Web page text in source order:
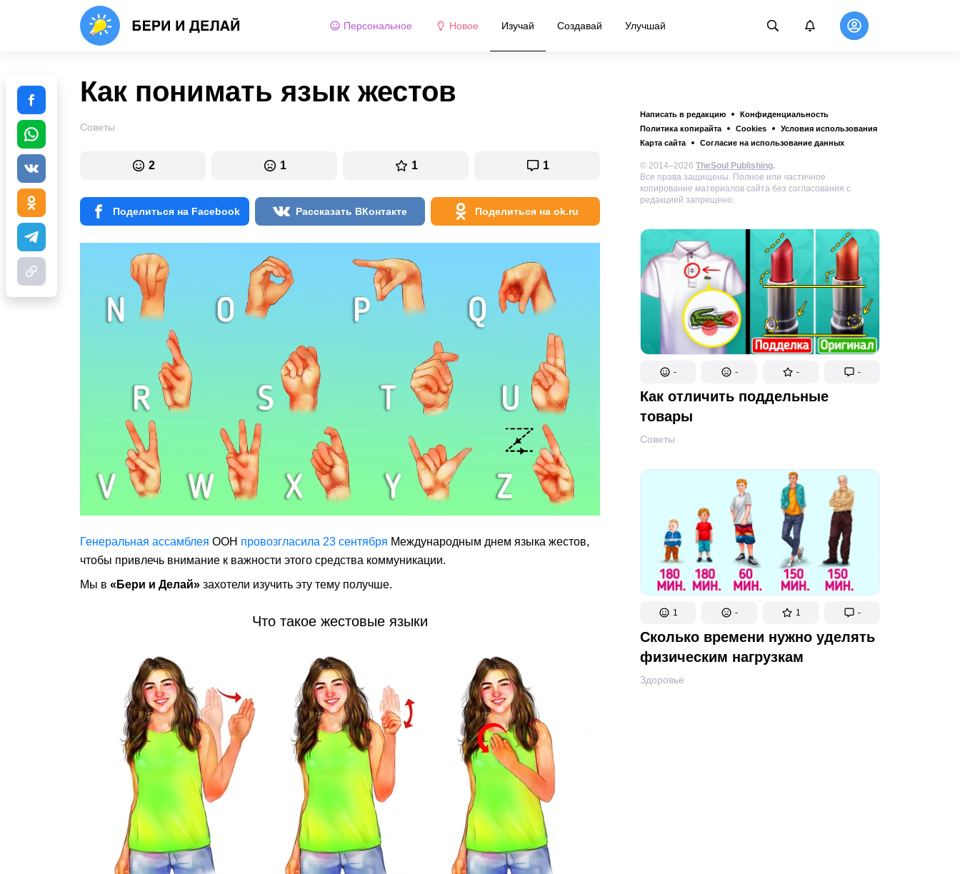
Персональное Новое Изучай Создавай Улучшай
Написать в редакцию
Конфиденциальность
Политика копирайта
Cookies
Условия использования
Карта сайта
Согласие на использование данных
© 2014–2026 TheSoul Publishing.
Все права защищены. Полное или частичное
копирование материалов сайта без согласования с
редакцией запрещено.
- - - -
Как отличить поддельные
товары
Советы
1 - 1 -
Сколько времени нужно уделять
физическим нагрузкам
Здоровье
Как понимать язык жестов
Советы
2 1 1 1
Поделиться на Facebook Рассказать ВКонтакте Поделиться на ok.ru
Генеральная ассамблея ООН провозгласила 23 сентября Международным днем языка жестов,
чтобы привлечь внимание к важности этого средства коммуникации.
Мы в «Бери и Делай» захотели изучить эту тему получше.
Что такое жестовые языки